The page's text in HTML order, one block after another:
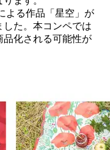
よる作品「星空」が
た。本コンペでは
化される可能性が